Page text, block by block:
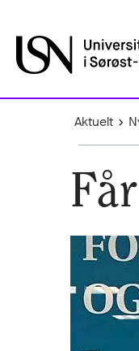
Aktuelt